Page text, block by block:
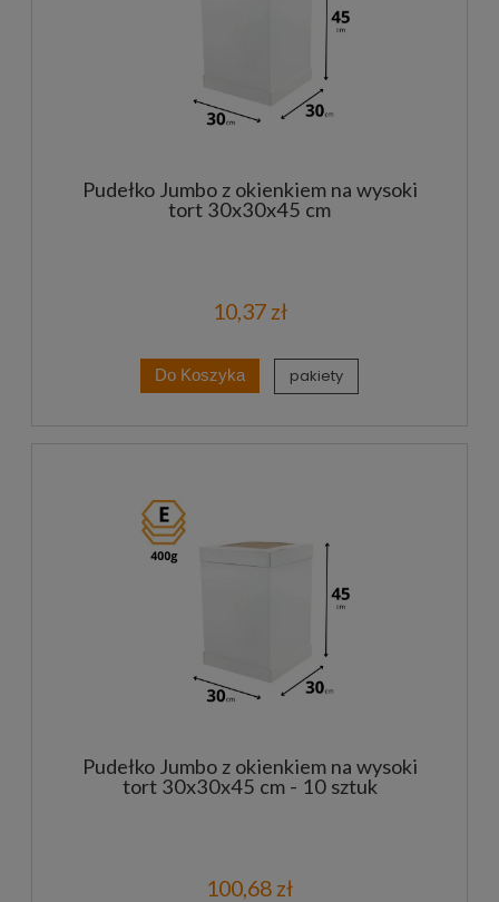
Pudełko Jumbo z okienkiem na wysoki
tort 30x30x45 cm
10,37 zł
Do Koszyka pakiety
Pudełko Jumbo z okienkiem na wysoki
tort 30x30x45 cm - 10 sztuk
100,68 zł